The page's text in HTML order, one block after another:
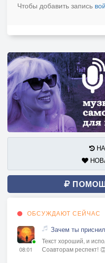
Чтобы добавить запись
ОБСУЖДАЮТ СЕЙЧАС
08:01
Зачем ты
Текст хороший, и
Соавторам респект!